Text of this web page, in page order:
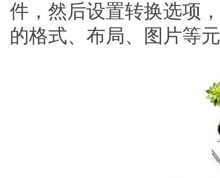
件，然后设置转换选项
的格式、布局、图片等